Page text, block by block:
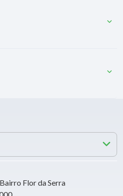
Flor da Serra